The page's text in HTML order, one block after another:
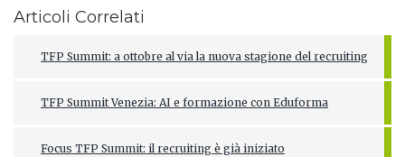
Articoli Correlati
TFP Summit: a ottobre al via la nuova stagione del recruiting
TFP Summit Venezia: AI e formazione con Eduforma
Focus TFP Summit: il recruiting è già iniziato